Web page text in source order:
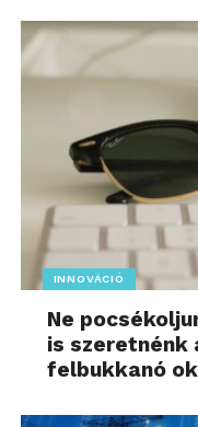
INNOVÁCIÓ
Ne
is szeretnénk
felbukkanó